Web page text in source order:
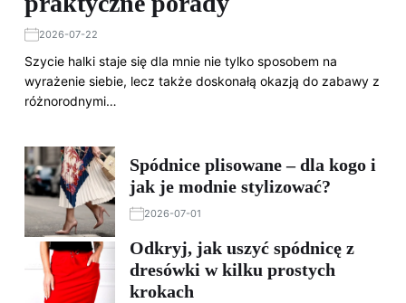
2026-07-22
Szycie halki staje się dla mnie nie tylko sposobem na
wyrażenie siebie, lecz także doskonałą okazją do zabawy z
różnorodnymi…
Spódnice plisowane – dla kogo i
jak je modnie stylizować?
2026-07-01
Odkryj, jak uszyć spódnicę z
dresówki w kilku prostych
krokach